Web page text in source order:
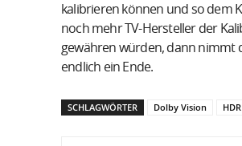
kalibrieren können und so dem
noch mehr TV-Hersteller der
gewähren würden, dann nimmt
endlich ein Ende.
SCHLAGWÖRTER Dolby Vision HDR